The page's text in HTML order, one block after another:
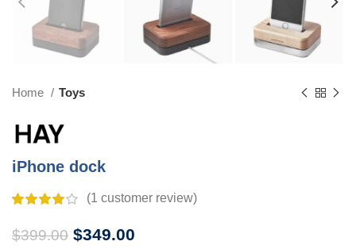
Home Toys
iPhone dock
(1 customer review)
$399.00 $349.00